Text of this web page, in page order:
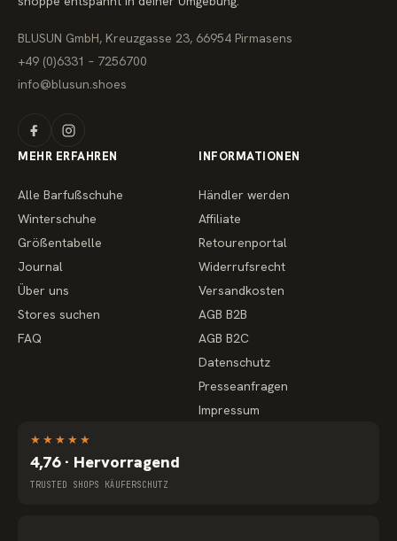
s
BLUSUN GmbH, Kreuzgasse 23, 66954 Pirmasens
+49 (0)6331 – 7256700
info@blusun.shoes
MEHR ERFAHREN
Alle Barfußschuhe
Winterschuhe
Größentabelle
Journal
Über uns
Stores suchen
FAQ
INFORMATIONEN
Händler werden
Affiliate
Retourenportal
Widerrufsrecht
Versandkosten
AGB B2B
AGB B2C
Datenschutz
Presseanfragen
Impressum
★ ★ ★ ★ ★
4,76 · Hervorragend
TRUSTED SHOPS KÄUFERSCHUTZ